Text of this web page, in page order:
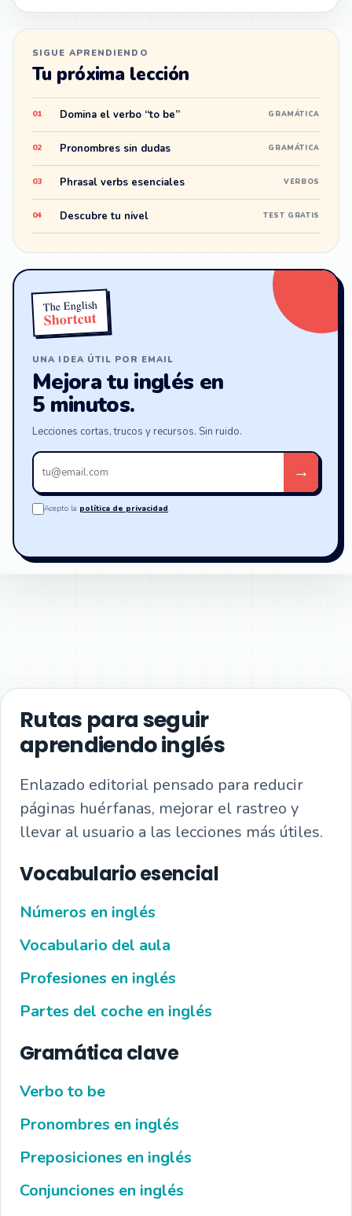
SIGUE APRENDIENDO
Tu próxima lección
01 Domina el verbo “to be” GRAMÁTICA
02 Pronombres sin dudas GRAMÁTICA
03 Phrasal verbs esenciales VERBOS
04 Descubre tu nivel TEST GRATIS
The English
Shortcut
UNA IDEA ÚTIL POR EMAIL
Mejora tu inglés en
5 minutos.
Lecciones cortas, trucos y recursos. Sin ruido.
Tu
email
→
Acepto la política de privacidad.
Rutas para seguir
aprendiendo inglés
Enlazado editorial pensado para reducir
páginas huérfanas, mejorar el rastreo y
llevar al usuario a las lecciones más útiles.
Vocabulario esencial
Números en inglés
Vocabulario del aula
Profesiones en inglés
Partes del coche en inglés
Gramática clave
Verbo to be
Pronombres en inglés
Preposiciones en inglés
Conjunciones en inglés